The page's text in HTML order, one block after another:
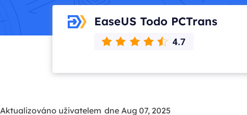
EaseUS Todo PCTrans
Aktualizováno uživatelem dne Aug 07, 2025